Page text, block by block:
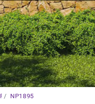
NP1895